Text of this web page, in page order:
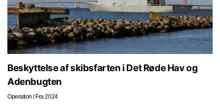
Beskyttelse af skibsfarten i Det Røde Hav og
Adenbugten
Operation / Fra 2024